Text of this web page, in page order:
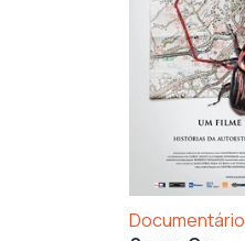
Documentário